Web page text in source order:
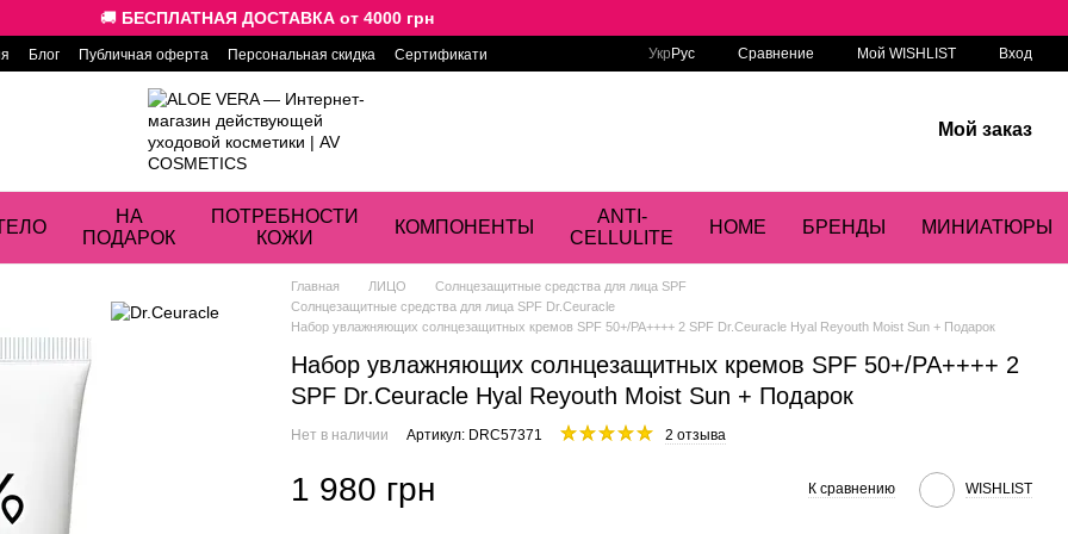
🚚 БЕСПЛАТНАЯ ДОСТАВКА от 4000 грн
Блог Публичная оферта Персональная скидка Сертификати Укр Рус Сравнение Мой WISHLIST Вход
Мой заказ
НА
ПОДАРОК
ПОТРЕБНОСТИ
КОЖИ
КОМПОНЕНТЫ
ANTI-
CELLULITE
HOME БРЕНДЫ МИНИАТЮРЫ
Главная ЛИЦО
Солнцезащитные средства для лица SPF
Солнцезащитные средства для лица SPF Dr.Ceuracle
Набор увлажняющих солнцезащитных кремов SPF 50+/PA++++ 2 SPF Dr.Ceuracle Hyal Reyouth Moist Sun + Подарок
Набор увлажняющих солнцезащитных кремов SPF 50+/PA++++ 2
SPF Dr.Ceuracle Hyal Reyouth Moist Sun + Подарок
Нет в наличии Артикул: DRC57371 2 отзыва
1 980 грн К сравнению WISHLIST